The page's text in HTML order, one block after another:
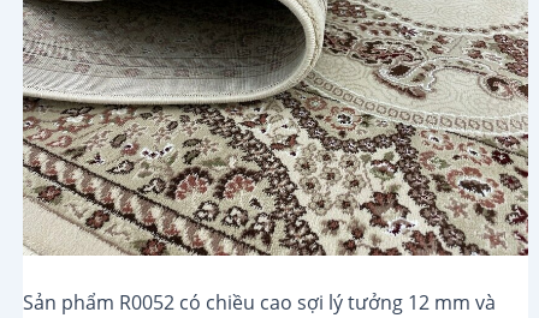
Sản phẩm R0052 có chiều cao sợi lý tưởng 12 mm và